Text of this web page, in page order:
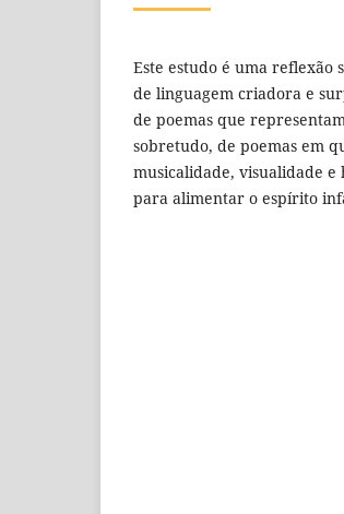
Este estudo é uma reflexão
de linguagem criadora e
de poemas que
sobretudo, de poemas em
musicalidade, visualidade
para alimentar o espírito